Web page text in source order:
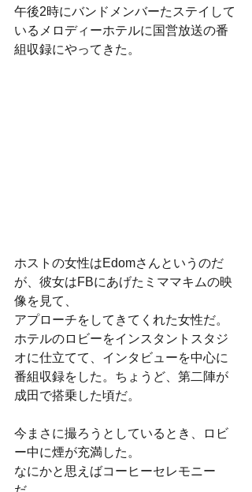
午後2時にバンドメンバーたステイして
いるメロディーホテルに国営放送の番
組収録にやってきた。
ホストの女性はEdomさんというのだ
が、彼女はFBにあげたミママキムの映
像を見て、
アプローチをしてきてくれた女性だ。
ホテルのロビーをインスタントスタジ
オに仕立てて、インタビューを中心に
番組収録をした。ちょうど、第二陣が
成田で搭乗した頃だ。
今まさに撮ろうとしているとき、ロビ
ー中に煙が充満した。
なにかと思えばコーヒーセレモニー